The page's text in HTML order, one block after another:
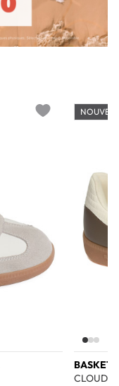
CLOUD